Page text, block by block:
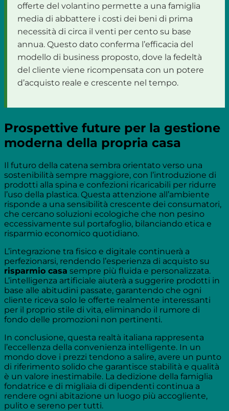
offerte del volantino permette a una famiglia
media di abbattere i costi dei beni di prima
necessità di circa il venti per cento su base
annua. Questo dato conferma l’efficacia del
modello di business proposto, dove la fedeltà
del cliente viene ricompensata con un potere
d’acquisto reale e crescente nel tempo.
Prospettive future per la gestione
moderna della propria casa
Il futuro della catena sembra orientato verso una
sostenibilità sempre maggiore, con l’introduzione di
prodotti alla spina e confezioni ricaricabili per ridurre
l’uso della plastica. Questa attenzione all’ambiente
risponde a una sensibilità crescente dei consumatori,
che cercano soluzioni ecologiche che non pesino
eccessivamente sul portafoglio, bilanciando etica e
risparmio economico quotidiano.
L’integrazione tra fisico e digitale continuerà a
perfezionarsi, rendendo l’esperienza di acquisto su
risparmio casa sempre più fluida e personalizzata.
L’intelligenza artificiale aiuterà a suggerire prodotti in
base alle abitudini passate, garantendo che ogni
cliente riceva solo le offerte realmente interessanti
per il proprio stile di vita, eliminando il rumore di
fondo delle promozioni non pertinenti.
In conclusione, questa realtà italiana rappresenta
l’eccellenza della convenienza intelligente. In un
mondo dove i prezzi tendono a salire, avere un punto
di riferimento solido che garantisce stabilità e qualità
è un valore inestimabile. La dedizione della famiglia
fondatrice e di migliaia di dipendenti continua a
rendere ogni abitazione un luogo più accogliente,
pulito e sereno per tutti.